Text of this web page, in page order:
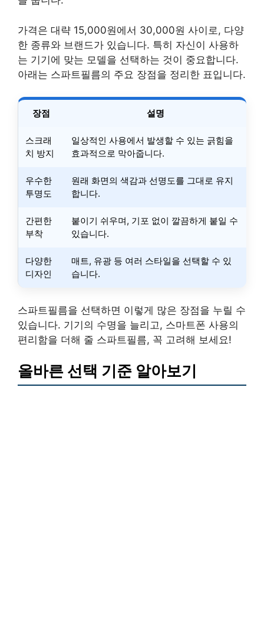
가격은 대략 15,000원에서 30,000원 사이로, 다양
한 종류와 브랜드가 있습니다. 특히 자신이 사용하
는 기기에 맞는 모델을 선택하는 것이 중요합니다.
아래는 스파트필름의 주요 장점을 정리한 표입니다.
장점 설명
스크래
치 방지
일상적인 사용에서 발생할 수 있는 긁힘을
효과적으로 막아줍니다.
우수한
투명도
원래 화면의 색감과 선명도를 그대로 유지
합니다.
간편한
부착
붙이기 쉬우며, 기포 없이 깔끔하게 붙일 수
있습니다.
다양한
디자인
매트, 유광 등 여러 스타일을 선택할 수 있
습니다.
스파트필름을 선택하면 이렇게 많은 장점을 누릴 수
있습니다. 기기의 수명을 늘리고, 스마트폰 사용의
편리함을 더해 줄 스파트필름, 꼭 고려해 보세요!
올바른 선택 기준 알아보기